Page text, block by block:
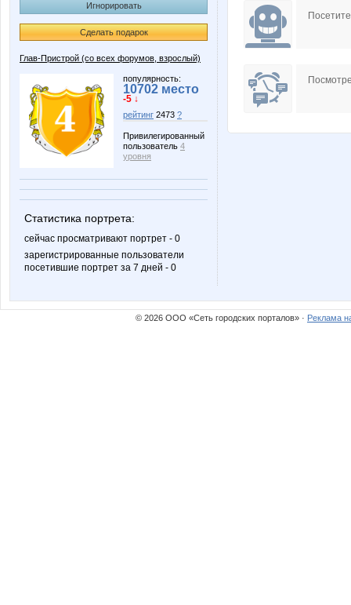
Игнорировать
Сделать подарок
Глав-Пристрой (со всех форумов, взрослый)
популярность:
10702 место
-5 ↓
рейтинг 2473 ?
Привилегированный
пользователь 4
уровня
Статистика портрета:
сейчас просматривают портрет - 0
зарегистрированные пользователи
посетившие портрет за 7 дней - 0
Gala N
LIKA B
© 2026 ООО «Сеть городских порталов» · Реклама